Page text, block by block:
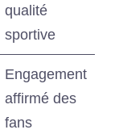
qualité
sportive
Engagement
affirmé des
fans